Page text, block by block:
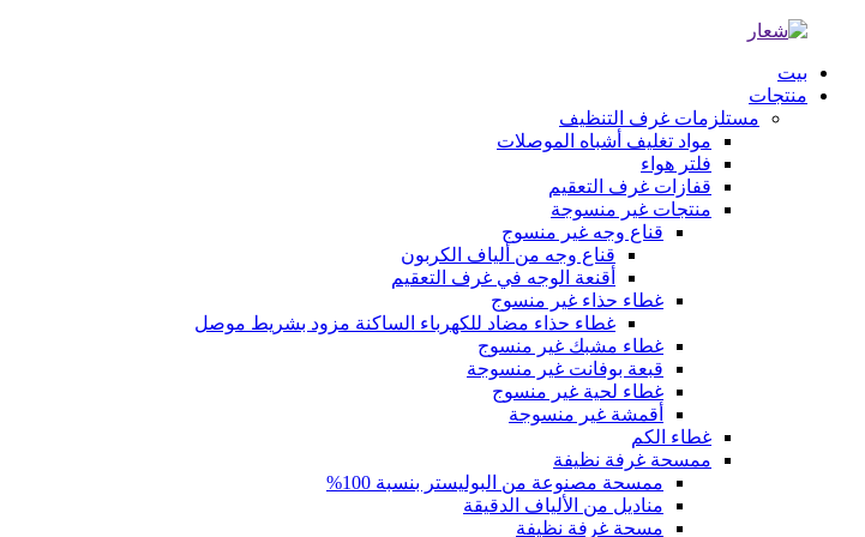
بيت
منتجات
مستلزمات غرف التنظيف
مواد تغليف أشباه الموصلات
فلتر هواء
قفازات غرف التعقيم
منتجات غير منسوجة
قناع وجه غير منسوج
قناع وجه من ألياف الكربون
أقنعة الوجه في غرف التعقيم
غطاء حذاء غير منسوج
غطاء حذاء مضاد للكهرباء الساكنة مزود بشريط موصل
غطاء مشبك غير منسوج
قبعة بوفانت غير منسوجة
غطاء لحية غير منسوج
أقمشة غير منسوجة
غطاء الكم
ممسحة غرفة نظيفة
ممسحة مصنوعة من البوليستر بنسبة 100%
مناديل من الألياف الدقيقة
مسحة غرفة نظيفة